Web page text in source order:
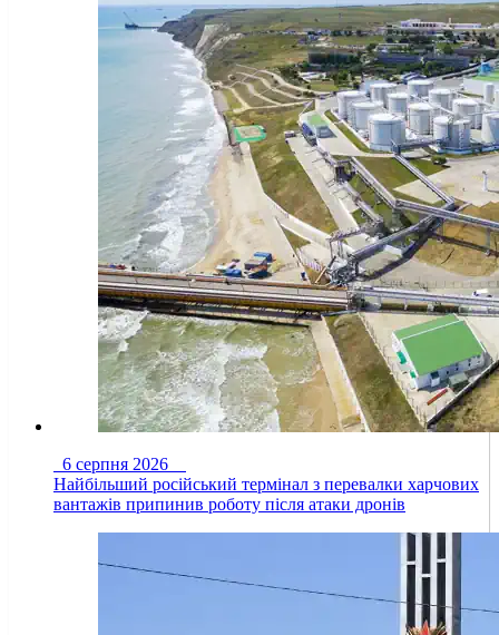
6 серпня 2026
Найбільший російський термінал з перевалки харчових
вантажів припинив роботу після атаки дронів